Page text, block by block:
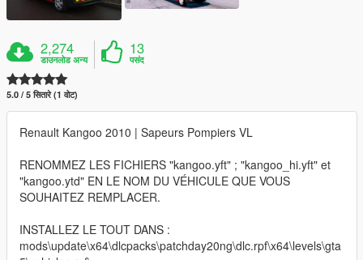
2,274
डाउनलोड अन्य
13
पसंद
5.0 / 5 सितारे (1 वोट)
Renault Kangoo 2010 | Sapeurs Pompiers VL
RENOMMEZ LES FICHIERS "kangoo.yft" ; "kangoo_hi.yft" et
"kangoo.ytd" EN LE NOM DU VÉHICULE QUE VOUS
SOUHAITEZ REMPLACER.
INSTALLEZ LE TOUT DANS :
mods\update\x64\dlcpacks\patchday20ng\dlc.rpf\x64\levels\gta